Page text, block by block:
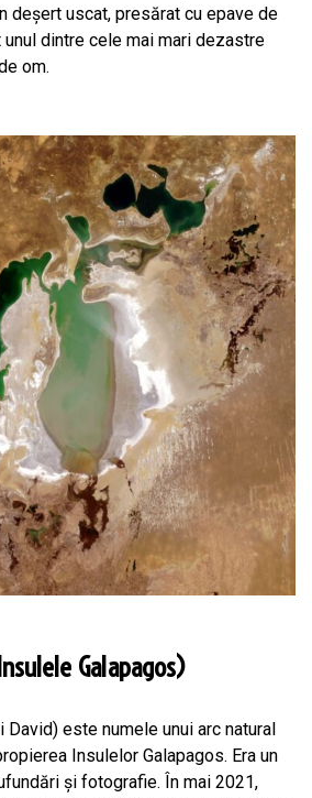
deșert uscat, presărat cu epave de
dintre cele mai mari dezastre
om.
Galapagos)
David) este numele unui arc natural
Insulelor Galapagos. Era un
și fotografie. În mai 2021,